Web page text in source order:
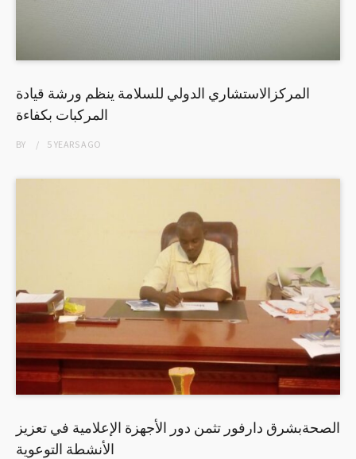
المركزالاستشاري الدولي للسلامة ينظم ورشة قيادة
المركبات بكفاءة
BY 5 YEARSAGO
الصحةبشرق دارفور تثمن دور الأجهزة الإعلامية في تعزيز
الأنشطة التوعوية